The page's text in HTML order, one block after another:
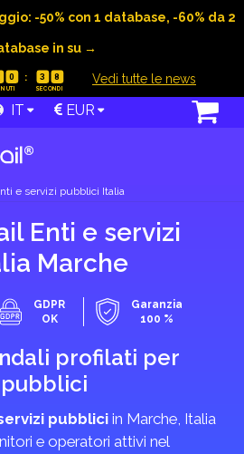
-50% con 1 database, -60% da 2
in su →
0 3 7 Vedi tutte le news
IT EUR
e servizi pubblici Italia
Enti e servizi
Marche
GDPR
OK
Garanzia
100 %
profilati per
pubblici
pubblici in Marche, Italia
e operatori attivi nel